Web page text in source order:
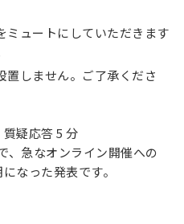
ミュートにしていただきます
置しません。ご了承くださ
疑応答 5 分
急なオンライン開催への
なった発表です。